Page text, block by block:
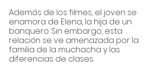
Además de los filmes, el joven se
enamora de Elena, la hija de un
banquero. Sin embargo, esta
relación se ve amenazada por la
familia de la muchacha y las
diferencias de clases.